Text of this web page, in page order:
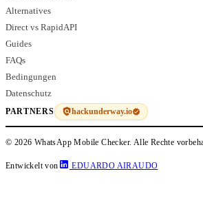
Alternatives
Direct vs RapidAPI
Guides
FAQs
Bedingungen
Datenschutz
PARTNERS hackunderway.io
© 2026 WhatsApp Mobile Checker. Alle Rechte
Entwickelt von EDUARDO AIRAUDO